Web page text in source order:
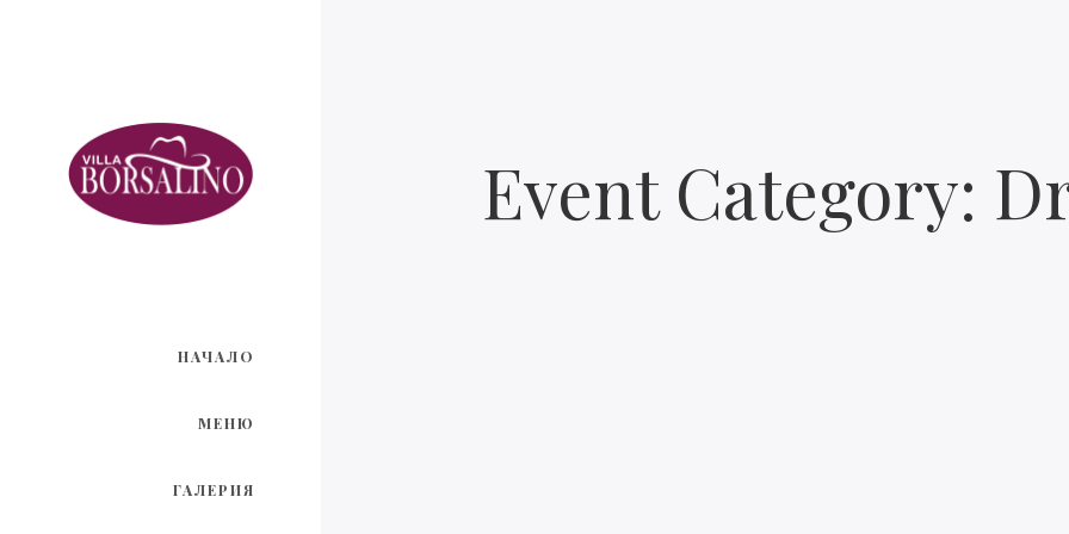
НАЧАЛО
МЕНЮ
ГАЛЕРИЯ
Event Category: